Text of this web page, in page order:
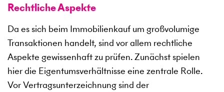
Rechtliche Aspekte
Da es sich beim Immobilienkauf um großvolumige
Transaktionen handelt, sind vor allem rechtliche
Aspekte gewissenhaft zu prüfen. Zunächst spielen
hier die Eigentumsverhältnisse eine zentrale Rolle.
Vor Vertragsunterzeichnung sind der